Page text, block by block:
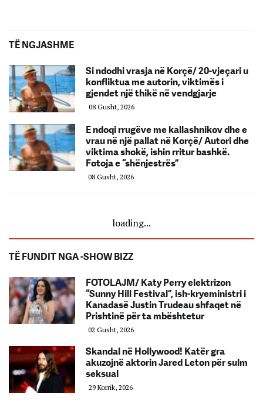
TË NGJASHME
Si ndodhi vrasja në Korçë/ 20-vjeçari u
konfliktua me autorin, viktimës i
gjendet një thikë në vendgjarje
08 Gusht, 2026
E ndoqi rrugëve me kallashnikov dhe e
vrau në një pallat në Korçë/ Autori dhe
viktima shokë, ishin rritur bashkë.
Fotoja e “shënjestrës”
08 Gusht, 2026
loading...
TË FUNDIT NGA -SHOW BIZZ
FOTOLAJM/ Katy Perry elektrizon
“Sunny Hill Festival”, ish-kryeministri i
Kanadasë Justin Trudeau shfaqet në
Prishtinë për ta mbështetur
02 Gusht, 2026
Skandal në Hollywood! Katër gra
akuzojnë aktorin Jared Leton për sulm
seksual
29 Korrik, 2026